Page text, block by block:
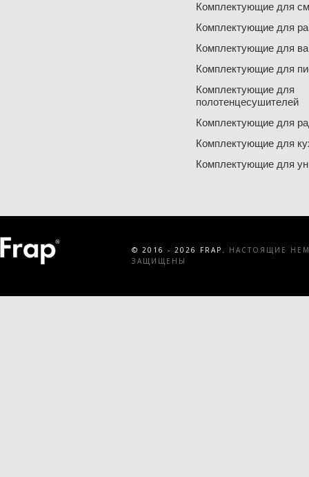
Комплектующие для
Комплектующие для
Комплектующие для
Комплектующие для
Комплектующие для
полотенцесушителей
Комплектующие для
Комплектующие для
Комплектующие для
© 2016 - 2026 FRAP.
НАСТОЯЩИЕ
ЗАЩИЩЕНЫ